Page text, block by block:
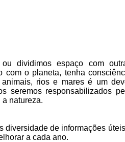
dividimos espaço com
com o planeta, tenha
rios e mares é um
seremos responsabilizados
natureza.
diversidade de informações úteis
a cada ano.